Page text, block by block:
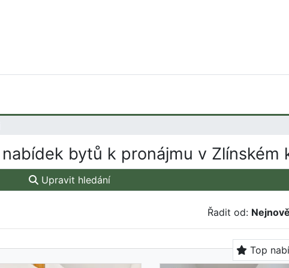
nabídek bytů k pronájmu v Zlínském
Upravit hledání
Řadit od:
Top